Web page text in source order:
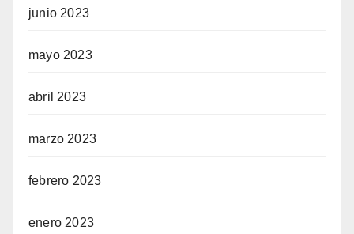
junio 2023
mayo 2023
abril 2023
marzo 2023
febrero 2023
enero 2023